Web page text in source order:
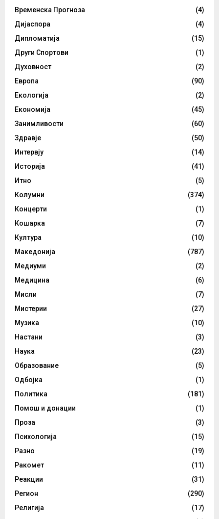
Временска Прогноза
(4)
Дијаспора
(4)
Дипломатија
(15)
Други Спортови
(1)
Духовност
(2)
Европа
(90)
Екологија
(2)
Економија
(45)
Занимливости
(60)
Здравје
(50)
Интервју
(14)
Историја
(41)
Итно
(5)
Колумни
(374)
Концерти
(1)
Кошарка
(7)
Култура
(10)
Македонија
(787)
Медиуми
(2)
Медицина
(6)
Мисли
(7)
Мистерии
(27)
Музика
(10)
Настани
(3)
Наука
(23)
Образование
(5)
Одбојка
(1)
Политика
(181)
Помош и донации
(1)
Проза
(3)
Психологија
(15)
Разно
(19)
Ракомет
(11)
Реакции
(31)
Регион
(290)
Религија
(17)